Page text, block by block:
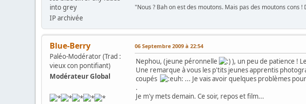
into grey
IP archivée
"Nous ? Bah on est des moutons. Mais pas des moutons cons
Blue-Berry
Paléo-Modérator (Trad :
vieux con pontifiant)
Modérateur Global
06 Septembre 2009 à 22:54
Nephou, (jeune péronnelle
), un peu de patience !
Une remarque à vous les p'tits jeunes apprentis
coupés
... Je vais avoir quelques problèmes
.
Je m'y mets demain. Ce soir, repos et film...